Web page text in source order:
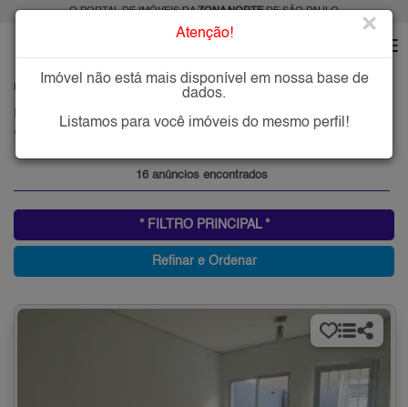
O PORTAL DE IMÓVEIS DAZONA NORTEDE SÃO PAULO
VILA ROMERO
Vila Romero, Zona Norte
16 anúncios encontrados
* FILTRO PRINCIPAL *
Refinar e Ordenar
Atenção! ×
Imóvel não está mais disponível em nossa base de
dados.
Listamos para você imóveis do mesmo perfil!